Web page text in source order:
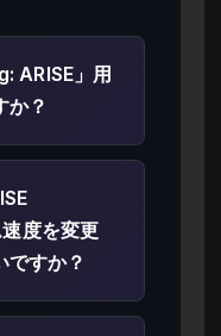
ARISE」用
か？
度を変更
ですか？